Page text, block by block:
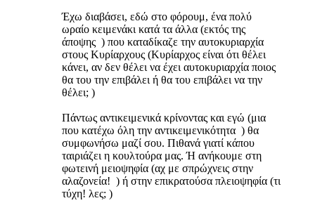
Έχω διαβάσει, εδώ στο φόρουμ, ένα πολύ
ωραίο κειμενάκι κατά τα άλλα (εκτός της
άποψης ) που καταδίκαζε την αυτοκυριαρχία
στους Κυρίαρχους (Κυρίαρχος είναι ότι θέλει
κάνει, αν δεν θέλει να έχει αυτοκυριαρχία ποιος
θα του την επιβάλει ή θα του επιβάλει να την
θέλει; )
Πάντως αντικειμενικά κρίνοντας και εγώ (μια
που κατέχω όλη την αντικειμενικότητα ) θα
συμφωνήσω μαζί σου. Πιθανά γιατί κάπου
ταιριάζει η κουλτούρα μας. Ή ανήκουμε στη
φωτεινή μειοψηφία (αχ με σπρώχνεις στην
αλαζονεία! ) ή στην επικρατούσα πλειοψηφία (τι
τύχη! λες; )